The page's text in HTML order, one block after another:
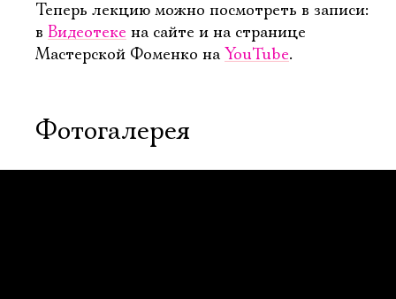
Теперь лекцию можно посмотреть в записи:
в Видеотеке на сайте и на странице
Мастерской Фоменко на YouTube.
Фотогалерея